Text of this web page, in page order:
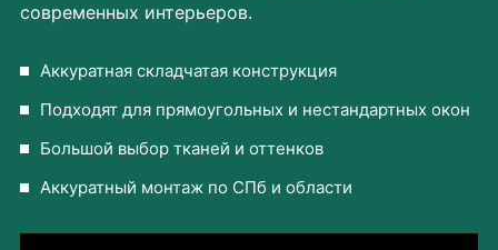
современных интерьеров.
Аккуратная складчатая конструкция
Подходят для прямоугольных и нестандартных окон
Большой выбор тканей и оттенков
Аккуратный монтаж по СПб и области